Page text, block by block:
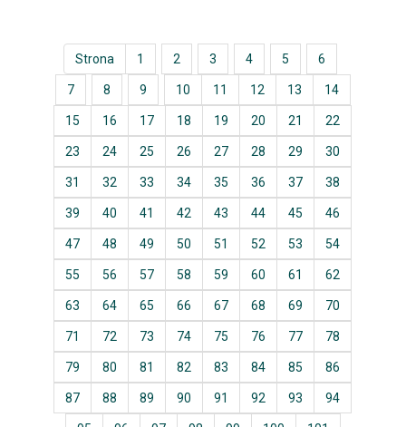
Strona 1 2 3 4 5 6
7 8 9 10 11 12 13 14
15 16 17 18 19 20 21 22
23 24 25 26 27 28 29 30
31 32 33 34 35 36 37 38
39 40 41 42 43 44 45 46
47 48 49 50 51 52 53 54
55 56 57 58 59 60 61 62
63 64 65 66 67 68 69 70
71 72 73 74 75 76 77 78
79 80 81 82 83 84 85 86
87 88 89 90 91 92 93 94